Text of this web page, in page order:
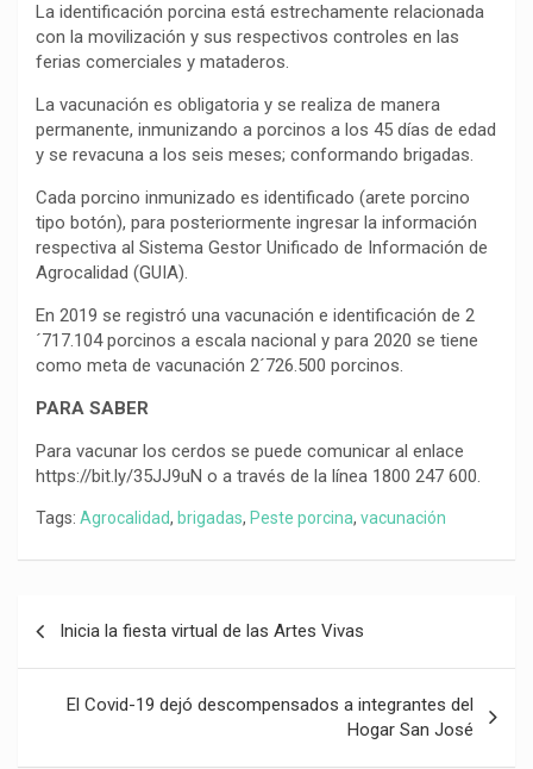
La identificación porcina está estrechamente relacionada
con la movilización y sus respectivos controles en las
ferias comerciales y mataderos.
La vacunación es obligatoria y se realiza de manera
permanente, inmunizando a porcinos a los 45 días de edad
y se revacuna a los seis meses; conformando brigadas.
Cada porcino inmunizado es identificado (arete porcino
tipo botón), para posteriormente ingresar la información
respectiva al Sistema Gestor Unificado de Información de
Agrocalidad (GUIA).
En 2019 se registró una vacunación e identificación de 2
´717.104 porcinos a escala nacional y para 2020 se tiene
como meta de vacunación 2´726.500 porcinos.
PARA SABER
Para vacunar los cerdos se puede comunicar al enlace
https://bit.ly/35JJ9uN o a través de la línea 1800 247 600.
Tags: Agrocalidad, brigadas, Peste porcina, vacunación
entradas
Inicia la fiesta virtual de las Artes Vivas
El Covid-19 dejó descompensados a integrantes del
Hogar San José